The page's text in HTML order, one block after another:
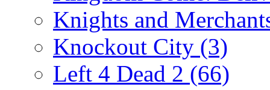
Knights and
Knockout City (3)
Left 4 Dead 2 (66)